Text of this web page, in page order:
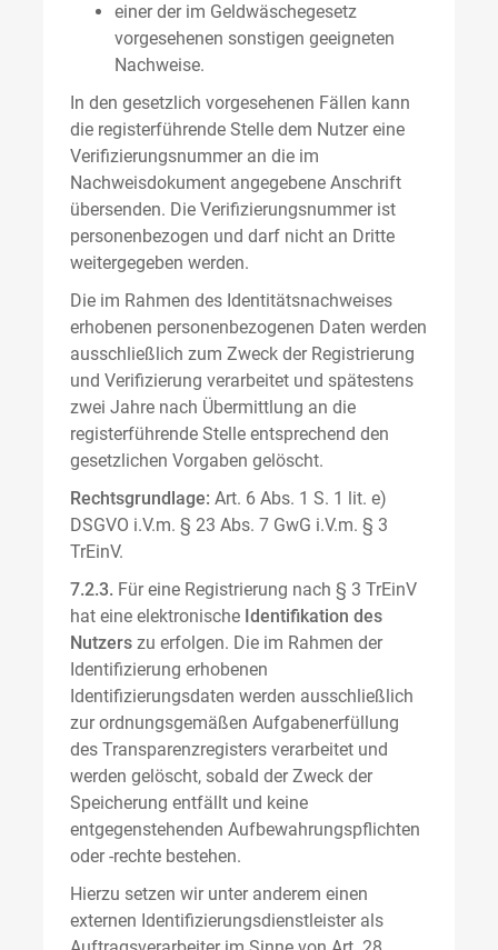
einer der im Geldwäschegesetz
vorgesehenen sonstigen geeigneten
Nachweise.
In den gesetzlich vorgesehenen Fällen kann
die registerführende Stelle dem Nutzer eine
Verifizierungsnummer an die im
Nachweisdokument angegebene Anschrift
übersenden. Die Verifizierungsnummer ist
personenbezogen und darf nicht an Dritte
weitergegeben werden.
Die im Rahmen des Identitätsnachweises
erhobenen personenbezogenen Daten werden
ausschließlich zum Zweck der Registrierung
und Verifizierung verarbeitet und spätestens
zwei Jahre nach Übermittlung an die
registerführende Stelle entsprechend den
gesetzlichen Vorgaben gelöscht.
Rechtsgrundlage: Art. 6 Abs. 1 S. 1 lit. e)
DSGVO i.V.m. § 23 Abs. 7 GwG i.V.m. § 3
TrEinV.
7.2.3. Für eine Registrierung nach § 3 TrEinV
hat eine elektronische Identifikation des
Nutzers zu erfolgen. Die im Rahmen der
Identifizierung erhobenen
Identifizierungsdaten werden ausschließlich
zur ordnungsgemäßen Aufgabenerfüllung
des Transparenzregisters verarbeitet und
werden gelöscht, sobald der Zweck der
Speicherung entfällt und keine
entgegenstehenden Aufbewahrungspflichten
oder -rechte bestehen.
Hierzu setzen wir unter anderem einen
externen Identifizierungsdienstleister als